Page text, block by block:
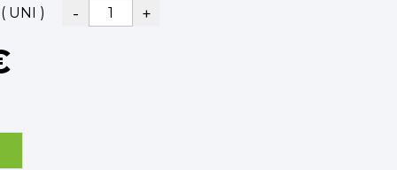
no checkout
UNI ) - +